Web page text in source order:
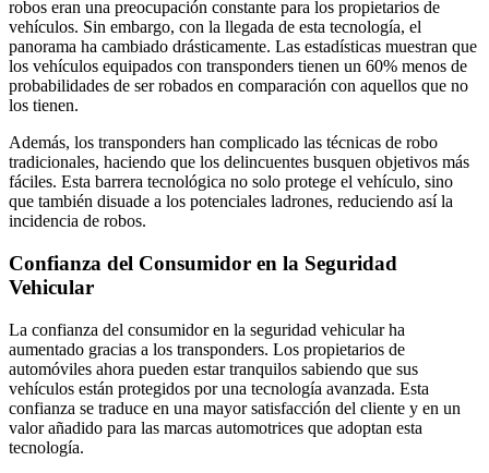
robos eran una preocupación constante para los propietarios de
vehículos. Sin embargo, con la llegada de esta tecnología, el
panorama ha cambiado drásticamente. Las estadísticas muestran que
los vehículos equipados con transponders tienen un 60% menos de
probabilidades de ser robados en comparación con aquellos que no
los tienen.
Además, los transponders han complicado las técnicas de robo
tradicionales, haciendo que los delincuentes busquen objetivos más
fáciles. Esta barrera tecnológica no solo protege el vehículo, sino
que también disuade a los potenciales ladrones, reduciendo así la
incidencia de robos.
Confianza del Consumidor en la Seguridad
Vehicular
La confianza del consumidor en la seguridad vehicular ha
aumentado gracias a los transponders. Los propietarios de
automóviles ahora pueden estar tranquilos sabiendo que sus
vehículos están protegidos por una tecnología avanzada. Esta
confianza se traduce en una mayor satisfacción del cliente y en un
valor añadido para las marcas automotrices que adoptan esta
tecnología.